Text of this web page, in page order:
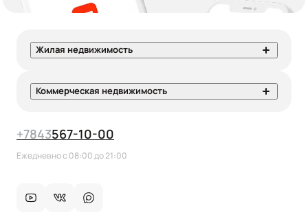
Жилая недвижимость
Коммерческая недвижимость
+7843567-10-00
Ежедневно с 08:00 до 21:00